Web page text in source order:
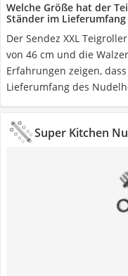
Welche Größe hat der
Ständer im
Der Sendez XXL
von 46 cm und die
Erfahrungen zeigen,
Lieferumfang des
Super Kitchen